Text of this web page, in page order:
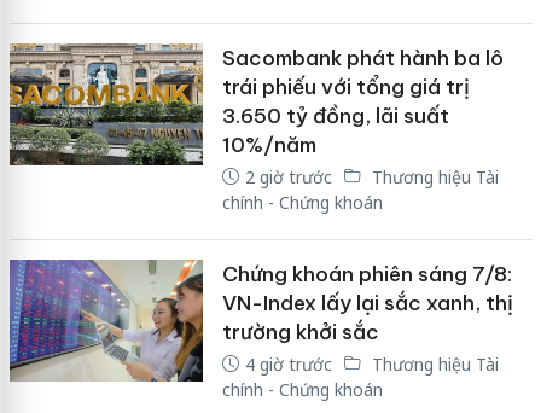
Sacombank phát hành ba lô
trái phiếu với tổng giá trị
3.650 tỷ đồng, lãi suất
10%/năm
2 giờ trước
Thương hiệu Tài
chính - Chứng khoán
Chứng khoán phiên sáng 7/8:
VN-Index lấy lại sắc xanh, thị
trường khởi sắc
4 giờ trước
Thương hiệu Tài
chính - Chứng khoán